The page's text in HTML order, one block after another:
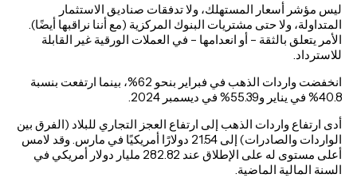
ليس مؤشر أسعار المستهلك، ولا تدفقات صناديق الاستثمار
المتداولة، ولا حتى مشتريات البنوك المركزية (مع أننا نراقبها أيضًا).
الأمر يتعلق بالثقة – أو انعدامها – في العملات الورقية غير القابلة
للاسترداد.
انخفضت واردات الذهب في فبراير بنحو 62%، بينما ارتفعت بنسبة
40.8% في يناير و55.39% في ديسمبر 2024.
أدى ارتفاع واردات الذهب إلى ارتفاع العجز التجاري للبلاد (الفرق بين
الواردات والصادرات) إلى 21.54 دولارًا أمريكيًا في مارس. وقد لامس
أعلى مستوى له على الإطلاق عند 282.82 مليار دولار أمريكي في
السنة المالية الماضية.